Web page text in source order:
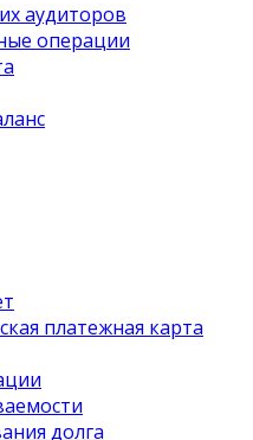
аудиторов
операции
платежная карта
долга